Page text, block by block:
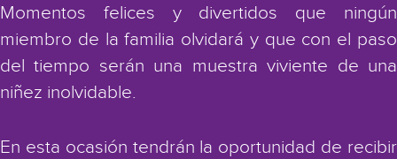
Momentos felices y divertidos que ningún
miembro de la familia olvidará y que con el paso
del tiempo serán una muestra viviente de una
niñez inolvidable.
En esta ocasión tendrán la oportunidad de recibir